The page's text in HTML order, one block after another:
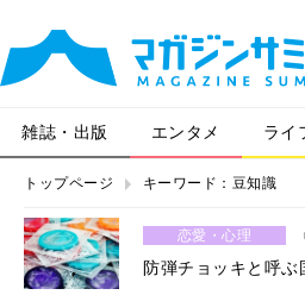
雑誌・出版 エンタメ ライ
トップページ キーワード：豆知識
恋愛・心理
防弾チョッキと呼